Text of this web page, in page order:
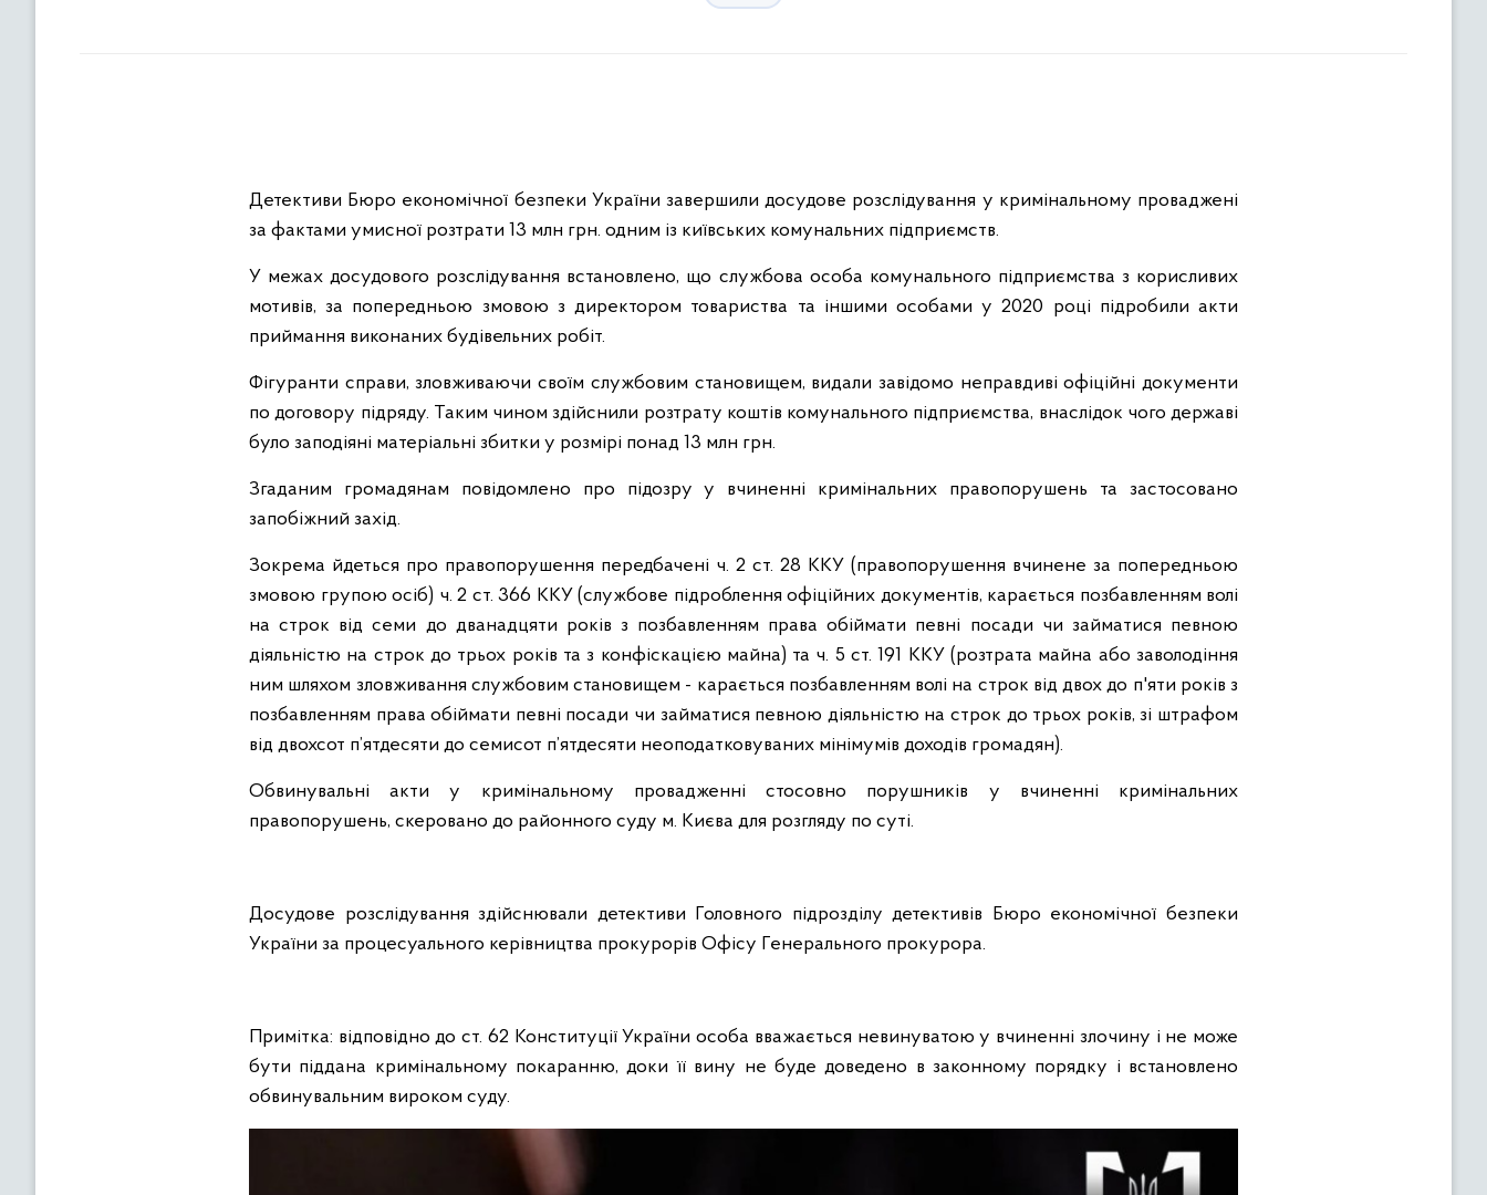
Детективи Бюро економічної безпеки України завершили досудове розслідування у кримінальному проваджені
за фактами умисної розтрати 13 млн грн. одним із київських комунальних підприємств.
У межах досудового розслідування встановлено, що службова особа комунального підприємства з корисливих
мотивів, за попередньою змовою з директором товариства та іншими особами у 2020 році підробили акти
приймання виконаних будівельних робіт.
Фігуранти справи, зловживаючи своїм службовим становищем, видали завідомо неправдиві офіційні документи
по договору підряду. Таким чином здійснили розтрату коштів комунального підприємства, внаслідок чого державі
було заподіяні матеріальні збитки у розмірі понад 13 млн грн.
Згаданим громадянам повідомлено про підозру у вчиненні кримінальних правопорушень та застосовано
запобіжний захід.
Зокрема йдеться про правопорушення передбачені ч. 2 ст. 28 ККУ (правопорушення вчинене за попередньою
змовою групою осіб) ч. 2 ст. 366 ККУ (службове підроблення офіційних документів, карається позбавленням волі
на строк від семи до дванадцяти років з позбавленням права обіймати певні посади чи займатися певною
діяльністю на строк до трьох років та з конфіскацією майна) та ч. 5 ст. 191 ККУ (розтрата майна або заволодіння
ним шляхом зловживання службовим становищем - карається позбавленням волі на строк від двох до п'яти років з
позбавленням права обіймати певні посади чи займатися певною діяльністю на строк до трьох років, зі штрафом
від двохсот п’ятдесяти до семисот п’ятдесяти неоподатковуваних мінімумів доходів громадян).
Обвинувальні акти у кримінальному провадженні стосовно порушників у вчиненні кримінальних
правопорушень, скеровано до районного суду м. Києва для розгляду по суті.
Досудове розслідування здійснювали детективи Головного підрозділу детективів Бюро економічної безпеки
України за процесуального керівництва прокурорів Офісу Генерального прокурора.
Примітка: відповідно до ст. 62 Конституції України особа вважається невинуватою у вчиненні злочину і не може
бути піддана кримінальному покаранню, доки її вину не буде доведено в законному порядку і встановлено
обвинувальним вироком суду.